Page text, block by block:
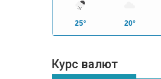
25° 20°
Курс валют